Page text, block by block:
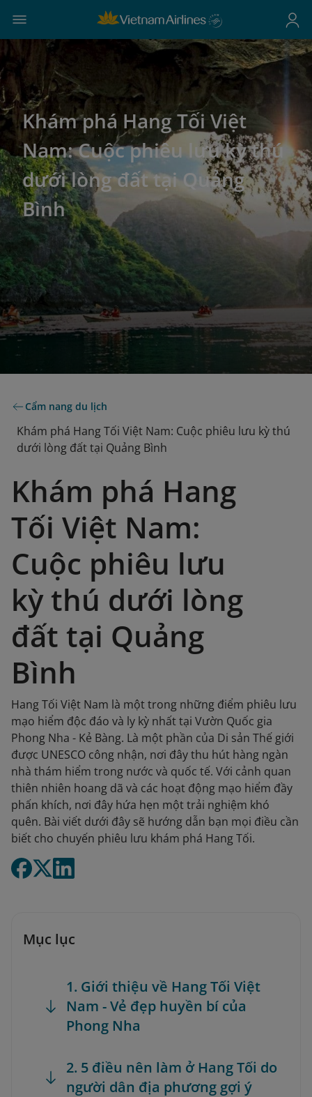
Khám phá Hang Tối Việt
Nam: Cuộc phiêu lưu kỳ thú
dưới lòng đất tại Quảng
Bình
Cẩm nang du lịch
Khám phá Hang Tối Việt Nam: Cuộc phiêu lưu kỳ thú
dưới lòng đất tại Quảng Bình
Khám phá Hang
Tối Việt Nam:
Cuộc phiêu lưu
kỳ thú dưới lòng
đất tại Quảng
Bình
Hang Tối Việt Nam là một trong những điểm phiêu lưu
mạo hiểm độc đáo và ly kỳ nhất tại Vườn Quốc gia
Phong Nha - Kẻ Bàng. Là một phần của Di sản Thế giới
được UNESCO công nhận, nơi đây thu hút hàng ngàn
nhà thám hiểm trong nước và quốc tế. Với cảnh quan
thiên nhiên hoang dã và các hoạt động mạo hiểm đầy
phấn khích, nơi đây hứa hẹn một trải nghiệm khó
quên. Bài viết dưới đây sẽ hướng dẫn bạn mọi điều cần
biết cho chuyến phiêu lưu khám phá Hang Tối.
Mục lục
1. Giới thiệu về Hang Tối Việt
Nam - Vẻ đẹp huyền bí của
Phong Nha
2. 5 điều nên làm ở Hang Tối do
người dân địa phương gợi ý